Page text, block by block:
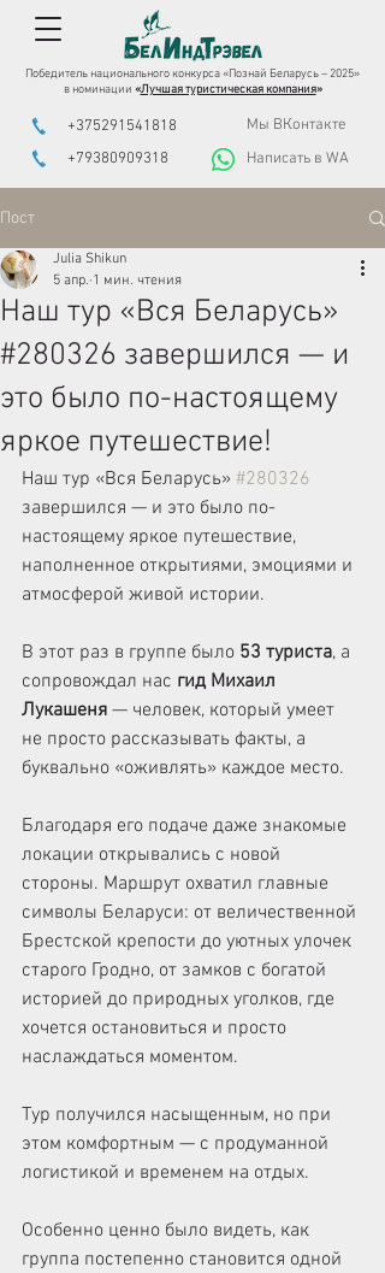
Победитель национального конкурса «Познай Беларусь – 2025»
в номинации «Лучшая туристическая компания»
+375291541818
Мы ВКонтакте
+79380909318
Написать в WA
Пост
Наш тур «Вся Беларусь»
#280326 завершился — и
это было по-настоящему
яркое путешествие!
Julia Shikun
5 апр. 1 мин. чтения
Наш тур «Вся Беларусь» #280326
завершился — и это было по-
настоящему яркое путешествие,
наполненное открытиями, эмоциями и
атмосферой живой истории.
В этот раз в группе было 53 туриста, а
сопровождал нас гид Михаил
Лукашеня — человек, который умеет
не просто рассказывать факты, а
буквально «оживлять» каждое место.
Благодаря его подаче даже знакомые
локации открывались с новой
стороны. Маршрут охватил главные
символы Беларуси: от величественной
Брестской крепости до уютных улочек
старого Гродно, от замков с богатой
историей до природных уголков, где
хочется остановиться и просто
наслаждаться моментом.
Тур получился насыщенным, но при
этом комфортным — с продуманной
логистикой и временем на отдых.
Особенно ценно было видеть, как
группа постепенно становится одной